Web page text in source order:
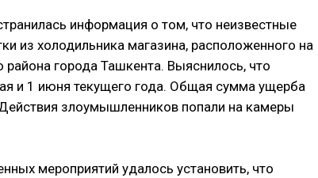
информация о том, что неизвестные
из холодильника магазина, расположенного на
района города Ташкента. Выяснилось, что
и 1 июня текущего года. Общая сумма ущерба
злоумышленников попали на камеры
мероприятий удалось установить, что